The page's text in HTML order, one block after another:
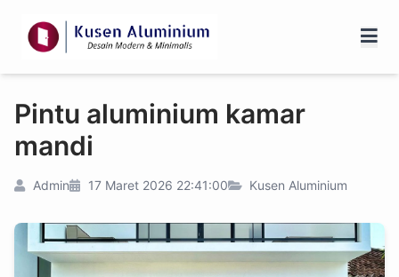
Pintu aluminium kamar
mandi
Admin 17 Maret 2026 22:41:00 Kusen Aluminium